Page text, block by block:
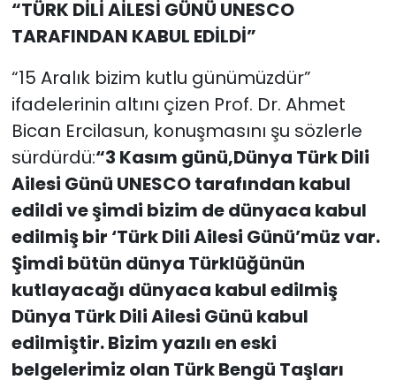
“TÜRK DİLİ AİLESİ GÜNÜ UNESCO
TARAFINDAN KABUL EDİLDİ”
“15 Aralık bizim kutlu günümüzdür”
ifadelerinin altını çizen Prof. Dr. Ahmet
Bican Ercilasun, konuşmasını şu sözlerle
sürdürdü:“3 Kasım günü,Dünya Türk Dili
Ailesi Günü UNESCO tarafından kabul
edildi ve şimdi bizim de dünyaca kabul
edilmiş bir ‘Türk Dili Ailesi Günü’müz var.
Şimdi bütün dünya Türklüğünün
kutlayacağı dünyaca kabul edilmiş
Dünya Türk Dili Ailesi Günü kabul
edilmiştir. Bizim yazılı en eski
belgelerimiz olan Türk Bengü Taşları